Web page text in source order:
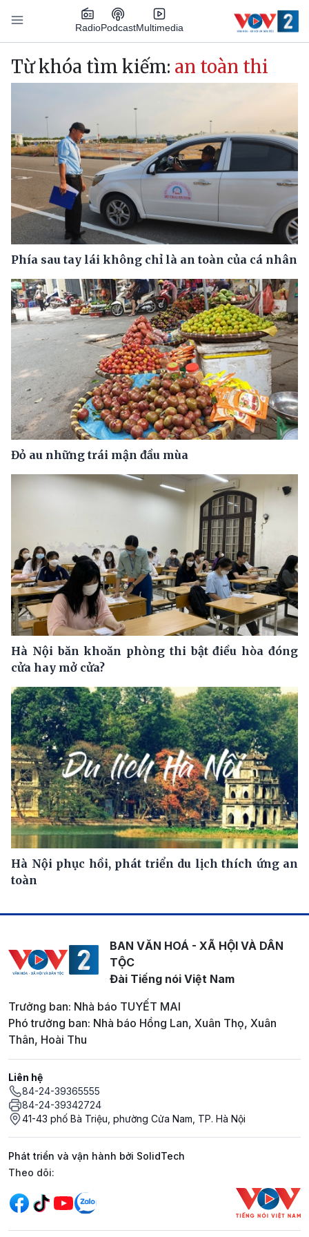
Nhảy đến nội dung
RadioPodcastMultimedia
Main navigation
Từ khóa tìm kiếm: an toàn thi
Phía sau tay lái không chỉ là an toàn của cá nhân
Đỏ au những trái mận đầu mùa
Hà Nội băn khoăn phòng thi bật điều hòa đóng
cửa hay mở cửa?
Hà Nội phục hồi, phát triển du lịch thích ứng an
toàn
BAN VĂN HOÁ - XÃ HỘI VÀ DÂN
TỘC
Đài Tiếng nói Việt Nam
Trưởng ban: Nhà báo TUYẾT MAI
Phó trưởng ban: Nhà báo Hồng Lan, Xuân Thọ, Xuân
Thân, Hoài Thu
Liên hệ
84-24-39365555
84-24-39342724
41-43 phố Bà Triệu, phường Cửa Nam, TP. Hà Nội
Phát triển và vận hành bởi SolidTech
Mạng xã hội
Theo dõi: